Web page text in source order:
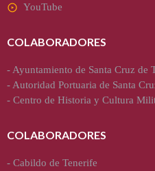
YouTube
COLABORADORES
- Ayuntamiento de Santa Cruz de
- Autoridad Portuaria de Santa
- Centro de Historia y Cultura
COLABORADORES
- Cabildo de Tenerife